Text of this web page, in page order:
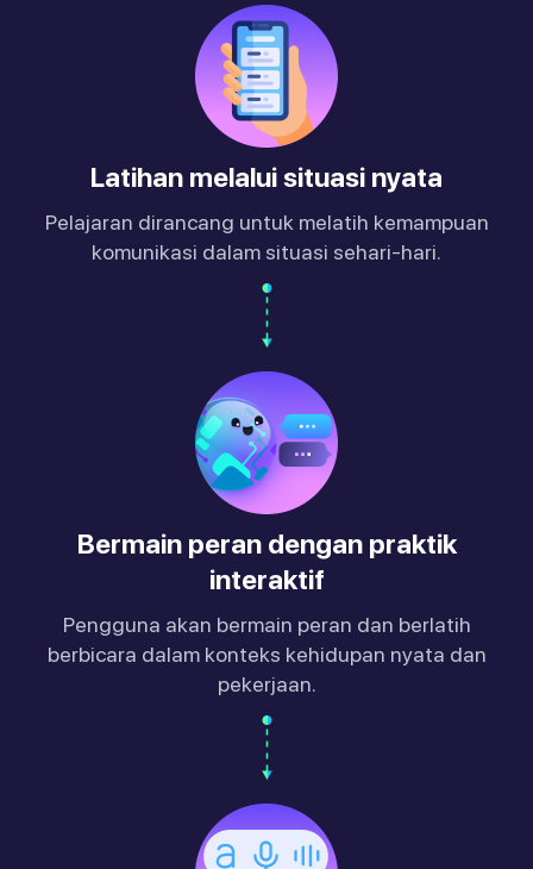
Latihan melalui situasi nyata
Pelajaran dirancang untuk melatih kemampuan
komunikasi dalam situasi sehari-hari.
Bermain peran dengan praktik
interaktif
Pengguna akan bermain peran dan berlatih
berbicara dalam konteks kehidupan nyata dan
pekerjaan.